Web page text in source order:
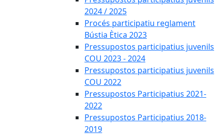
2024 / 2025
Procés participatiu reglament
Bústia Ètica 2023
Pressupostos participatius juvenils
COU 2023 - 2024
Pressupostos participatius juvenils
COU 2022
Pressupostos Participatius 2021-
2022
Pressupostos Participatius 2018-
2019